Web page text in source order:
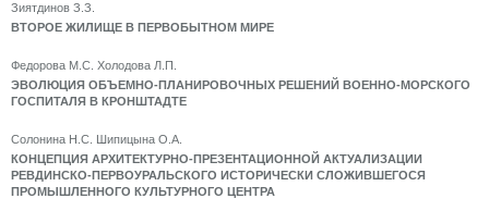
Зиятдинов З.З.
ВТОРОЕ ЖИЛИЩЕ В ПЕРВОБЫТНОМ МИРЕ
Федорова М.С. Холодова Л.П.
ЭВОЛЮЦИЯ ОБЪЕМНО-ПЛАНИРОВОЧНЫХ РЕШЕНИЙ ВОЕННО-МОРСКОГО
ГОСПИТАЛЯ В КРОНШТАДТЕ
Солонина Н.С. Шипицына О.А.
КОНЦЕПЦИЯ АРХИТЕКТУРНО-ПРЕЗЕНТАЦИОННОЙ АКТУАЛИЗАЦИИ
РЕВДИНСКО-ПЕРВОУРАЛЬСКОГО ИСТОРИЧЕСКИ СЛОЖИВШЕГОСЯ
ПРОМЫШЛЕННОГО КУЛЬТУРНОГО ЦЕНТРА